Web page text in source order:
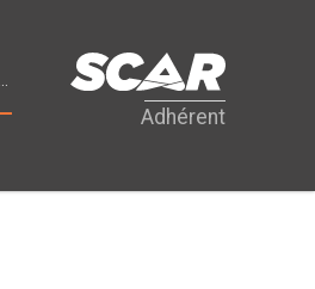
Adhérent